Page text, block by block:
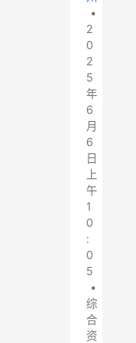
•
2
0
2
5
年
6
月
6
日
上
午
1
0
:
0
5
•
综
合
资